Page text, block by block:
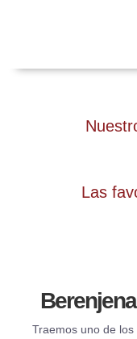
Las
Traemos uno de